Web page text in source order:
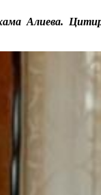
Алиева.